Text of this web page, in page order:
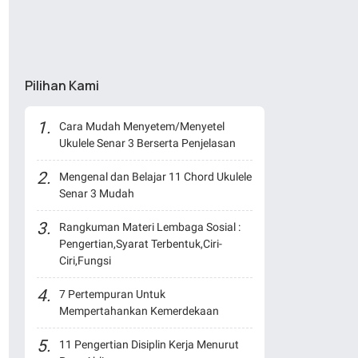
Pilihan Kami
Cara Mudah Menyetem/Menyetel
Ukulele Senar 3 Berserta Penjelasan
Mengenal dan Belajar 11 Chord Ukulele
Senar 3 Mudah
Rangkuman Materi Lembaga Sosial :
Pengertian,Syarat Terbentuk,Ciri-
Ciri,Fungsi
7 Pertempuran Untuk
Mempertahankan Kemerdekaan
11 Pengertian Disiplin Kerja Menurut